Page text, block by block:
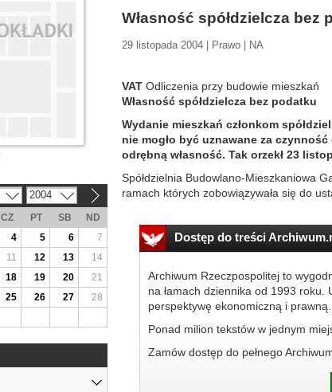
Własność spółdzielcza bez
29 listopada 2004 | Prawo | NA
VAT Odliczenia przy budowie mieszkań
Własność spółdzielcza bez podatku
Wydanie mieszkań członkom
nie mogło być uznawane za
odrębną własność. Tak orzekł 23
Spółdzielnia Budowlano-Mieszkaniowa
ramach których zobowiązywała się do
Dostęp do treści
Archiwum Rzeczpospolitej to
na łamach dziennika od 1993 roku.
perspektywę ekonomiczną i prawną.
Ponad milion tekstów w jednym
Zamów dostęp do pełnego
2004
CZ PT SB
ND
4 5 6
7
11 12 13
14
18 19 20
21
25 26 27
28